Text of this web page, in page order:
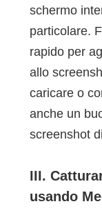
schermo
particolare.
rapido per
allo
caricare o
anche un
screenshot
III.
usando